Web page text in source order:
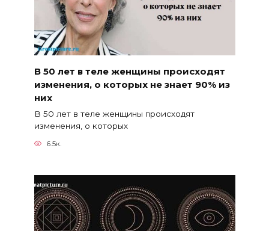
В 50 лет в теле женщины происходят
изменения, о которых не знает 90% из
них
В 50 лет в теле женщины происходят
изменения, о которых
6.5к.